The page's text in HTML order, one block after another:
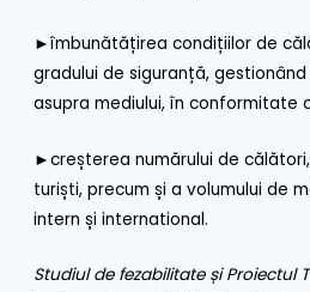
►îmbunătățirea condițiilor de
gradului de siguranță,
asupra mediului, în conformitate
►creșterea numărului de
turiști, precum și a volumului de
intern și international.
Studiul de fezabilitate și Proiectul